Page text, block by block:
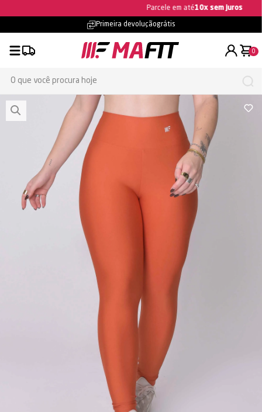
Ganhe 5% OFF na primeira compra
Primeira devoluçãográtis
0